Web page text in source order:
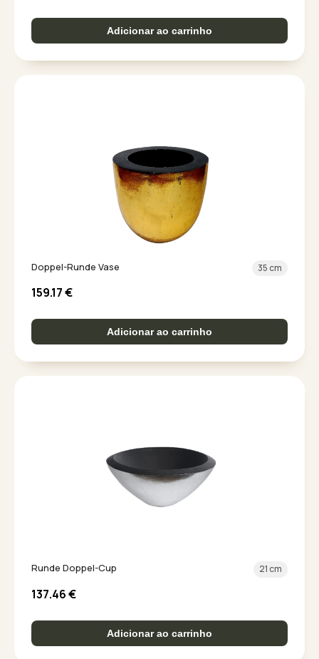
Adicionar ao carrinho
Doppel-Runde Vase 35 cm
159.17€
Adicionar ao carrinho
Runde Doppel-Cup 21 cm
137.46€
Adicionar ao carrinho